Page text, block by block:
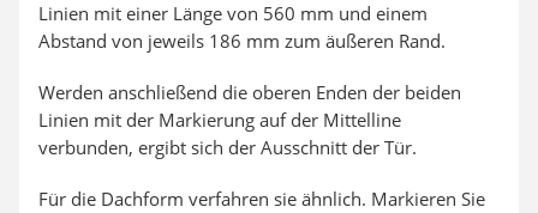
Linien mit einer Länge von 560 mm und einem
Abstand von jeweils 186 mm zum äußeren Rand.
Werden anschließend die oberen Enden der beiden
Linien mit der Markierung auf der Mittelline
verbunden, ergibt sich der Ausschnitt der Tür.
Für die Dachform verfahren sie ähnlich. Markieren Sie